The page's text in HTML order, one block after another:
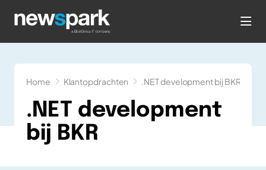
Home Klantopdrachten .NET development bij BKR
.NET development
bij BKR